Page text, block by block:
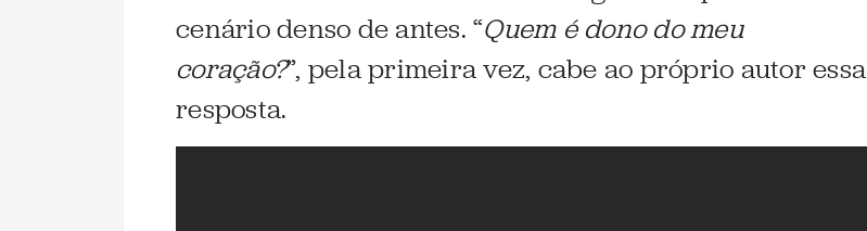
cenário denso de antes. “Quem é dono do meu
coração?”, pela primeira vez, cabe ao próprio autor essa
resposta.